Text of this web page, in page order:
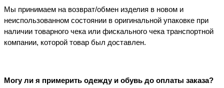
Мы принимаем на возврат/обмен изделия в новом и
неиспользованном состоянии в оригинальной упаковке при
наличии товарного чека или фискального чека транспортной
компании, которой товар был доставлен.
Могу ли я примерить одежду и обувь до оплаты заказа?